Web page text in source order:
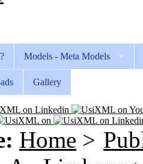
Models - Meta Models
Gallery
Home >